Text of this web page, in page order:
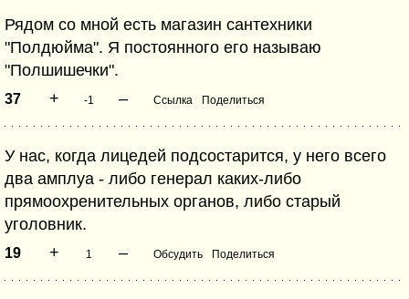
Рядом со мной есть магазин сантехники
"Полдюйма". Я постоянного его называю
"Полшишечки".
37 + -1 – Ссылка Поделиться
У нас, когда лицедей подсостарится, у него всего
два амплуа - либо генерал каких-либо
прямоохренительных органов, либо старый
уголовник.
19 + 1 – Обсудить Поделиться